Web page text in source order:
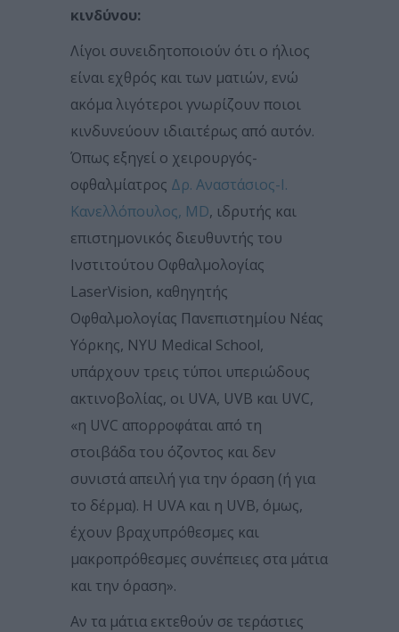
κινδύνου:
Λίγοι συνειδητοποιούν ότι ο ήλιος
είναι εχθρός και των ματιών, ενώ
ακόμα λιγότεροι γνωρίζουν ποιοι
κινδυνεύουν ιδιαιτέρως από αυτόν.
Όπως εξηγεί ο χειρουργός-
οφθαλμίατρος Δρ. Αναστάσιος-Ι.
Κανελλόπουλος, MD, ιδρυτής και
επιστημονικός διευθυντής του
Ινστιτούτου Οφθαλμολογίας
LaserVision, καθηγητής
Οφθαλμολογίας Πανεπιστημίου Νέας
Υόρκης, NYU Medical School,
υπάρχουν τρεις τύποι υπεριώδους
ακτινοβολίας, οι UVA, UVB και UVC,
«η UVC απορροφάται από τη
στοιβάδα του όζοντος και δεν
συνιστά απειλή για την όραση (ή για
το δέρμα). Η UVA και η UVB, όμως,
έχουν βραχυπρόθεσμες και
μακροπρόθεσμες συνέπειες στα μάτια
και την όραση».
Αν τα μάτια εκτεθούν σε τεράστιες